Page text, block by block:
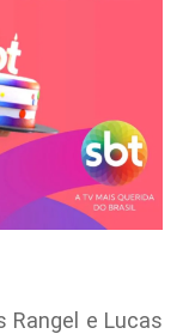
Rangel e Lucas